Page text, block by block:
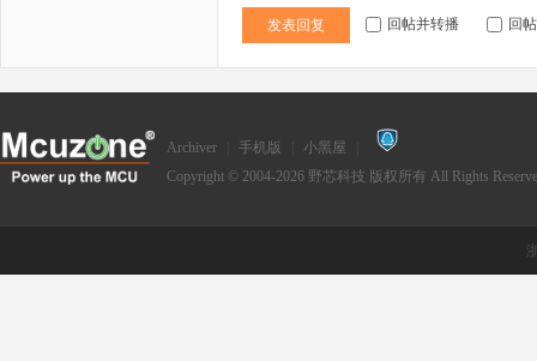
发表回复 回帖并转播 回
Archiver 手机版 小黑屋
Copyright © 2004-2026 野芯科技 版权所有 All Rights